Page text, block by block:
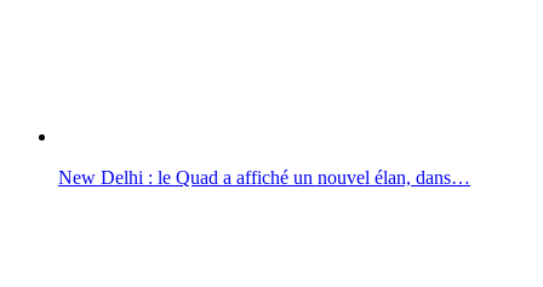
New Delhi : le Quad a affiché un nouvel élan, dans…